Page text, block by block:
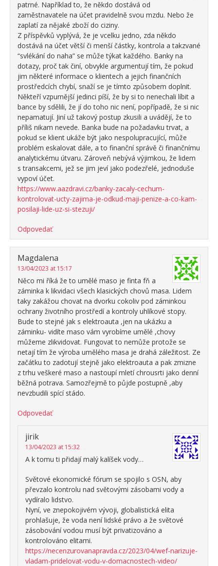
patrné. Například to, že někdo dostává od
zaměstnavatele na účet pravidelně svou mzdu. Nebo že
zaplatí za nějaké zboží do ciziny.
Z příspěvků vyplývá, že je vcelku jedno, zda někdo
dostává na účet větší či menší částky, kontrola a takzvané
“svlékání do naha” se může týkat každého. Banky na
dotazy, proč tak činí, obvykle argumentují tím, že pokud
jim některé informace o klientech a jejich finančních
prostředcích chybí, snaží se je tímto způsobem doplnit.
Někteří vzpurnější jedinci píší, že by si to nenechali líbit a
bance by sdělili, že jí do toho nic není, popřípadě, že si nic
nepamatují. Jiní už takový postup zkusili a uvádějí, že to
příliš nikam nevede. Banka bude na požadavku trvat, a
pokud se klient ukáže být jako nespolupracující, může
problém eskalovat dále, a to finanční správě či finančnímu
analytickému útvaru. Zároveň nebývá výjimkou, že lidem
s transakcemi, jež se jim jeví jako podezřelé, jednoduše
vypoví účet.
https://www.aazdravi.cz/banky-zacaly-cechum-
kontrolovat-ucty-zajima-je-odkud-maji-penize-a-co-kam-
posilaji-lide-uz-si-stezuji/
Odpovedať
Magdalena
13/04/2023 at 15:17
Něco mi říká že to umělé maso je finta fň a
záminka k likvidaci všech klasických chovů masa. Lidem
taky zakážou chovat na dvorku cokoliv pod záminkou
ochrany životního prostředí a kontroly uhlíkové stopy.
Bude to stejné jak s elektroauta ,jen na ukázku a
záminku- vidíte maso vám vyrobíme umělé ,chovy
můžeme zlikvidovat. Fungovat to nemůže protože se
netají tím že výroba umělého masa je drahá záležitost. Ze
začátku to zadotují stejně jako elektroauta a pak zmizne
z trhu veškeré maso a nastoupí mletí chrousrti jako denní
běžná potrava. Samozřejmě to půjde postupně ,aby
nevzbudili spící stádo.
Odpovedať
jirik
13/04/2023 at 15:32
A k tomu ti přidají malý kalíšek vody…
Světové ekonomické fórum se spojilo s OSN, aby
převzalo kontrolu nad světovými zásobami vody a
vydíralo lidstvo.
Nyní, ve znepokojivém vývoji, globalistická elita
prohlašuje, že voda není lidské právo a že světové
zásobování vodou musí být privatizováno a
kontrolováno elitami.
https://necenzurovanapravda.cz/2023/04/wef-narizuje-
vladam-pridelovat-vodu-v-domacnostech-video/